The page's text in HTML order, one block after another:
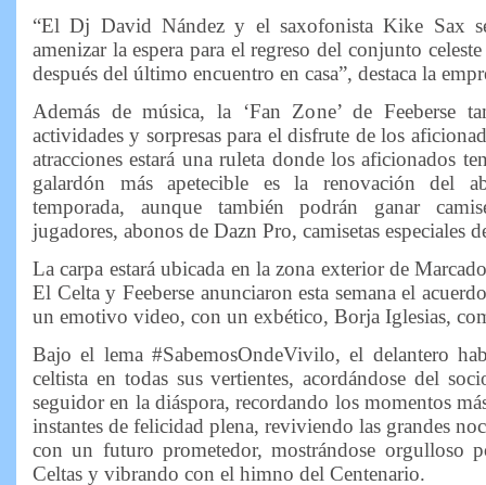
“El Dj David Nández y el saxofonista Kike Sax
amenizar la espera para el regreso del conjunto
después del último encuentro en casa”, destaca la
Además de música, la ‘Fan Zone’ de Feeberse
actividades y sorpresas para el disfrute de los
atracciones estará una ruleta donde los aficionados
galardón más apetecible es la renovación del
temporada, aunque también podrán ganar
jugadores, abonos de Dazn Pro, camisetas especiales
La carpa estará ubicada en la zona exterior de
El Celta y Feeberse anunciaron esta semana el
un emotivo video, con un exbético, Borja Iglesias,
Bajo el lema #SabemosOndeVivilo, el delantero
celtista en todas sus vertientes, acordándose del
seguidor en la diáspora, recordando los momentos
instantes de felicidad plena, reviviendo las grandes
con un futuro prometedor, mostrándose orgulloso
Celtas y vibrando con el himno del Centenario.